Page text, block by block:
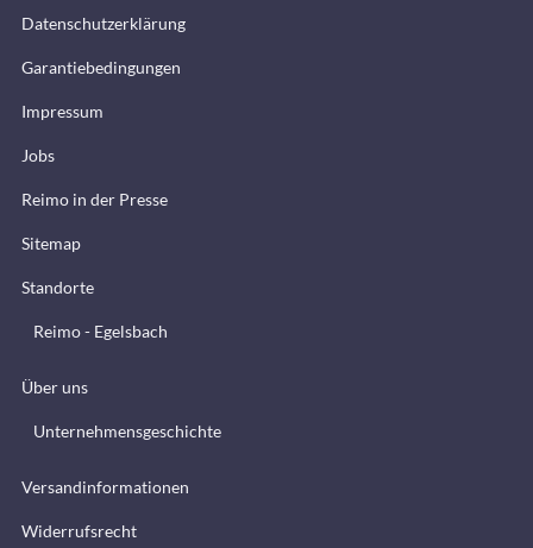
Datenschutzerklärung
Garantiebedingungen
Impressum
Jobs
Reimo in der Presse
Sitemap
Standorte
Reimo - Egelsbach
Über uns
Unternehmensgeschichte
Versandinformationen
Widerrufsrecht